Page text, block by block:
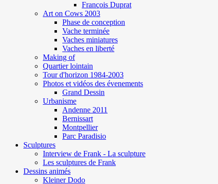
François Duprat
Art on Cows 2003
Phase de conception
Vache terminée
Vaches miniatures
Vaches en liberté
Making of
Quartier lointain
Tour d'horizon 1984-2003
Photos et vidéos des évenements
Grand Dessin
Urbanisme
Andenne 2011
Bernissart
Montpellier
Parc Paradisio
Sculptures
Interview de Frank - La sculpture
Les sculptures de Frank
Dessins animés
Kleiner Dodo